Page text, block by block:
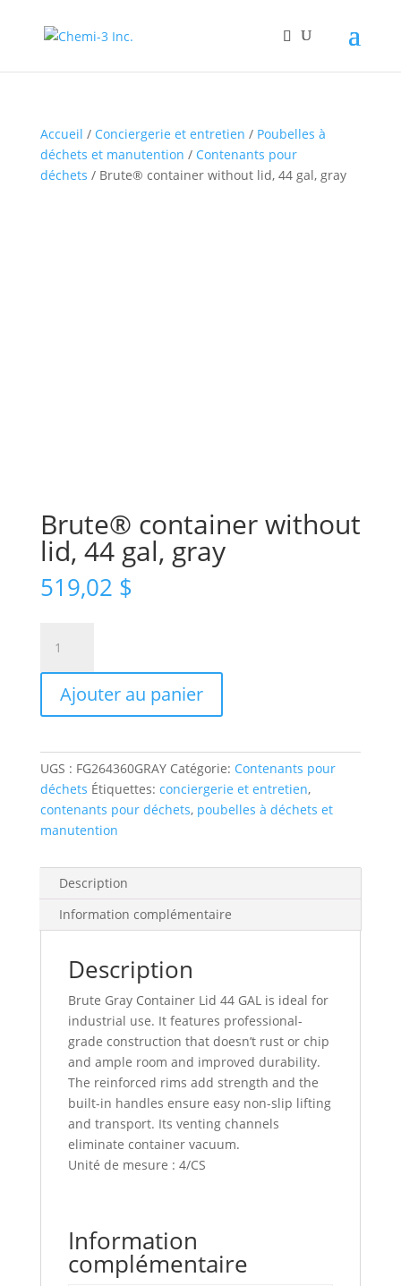
Accueil / Conciergerie et entretien / Poubelles à
déchets et manutention / Contenants pour
déchets / Brute® container without lid, 44 gal, gray
Brute® container without
lid, 44 gal, gray
519,02 $
Brute®
container
without
44
gal,
gray
Ajouter au panier
UGS : FG264360GRAY Catégorie: Contenants pour
déchets Étiquettes: conciergerie et entretien,
contenants pour déchets, poubelles à déchets et
manutention
Description
Information complémentaire
Description
Brute Gray Container Lid 44 GAL is ideal for
industrial use. It features professional-
grade construction that doesn’t rust or chip
and ample room and improved durability.
The reinforced rims add strength and the
built-in handles ensure easy non-slip lifting
and transport. Its venting channels
eliminate container vacuum.
Unité de mesure : 4/CS
Information
complémentaire